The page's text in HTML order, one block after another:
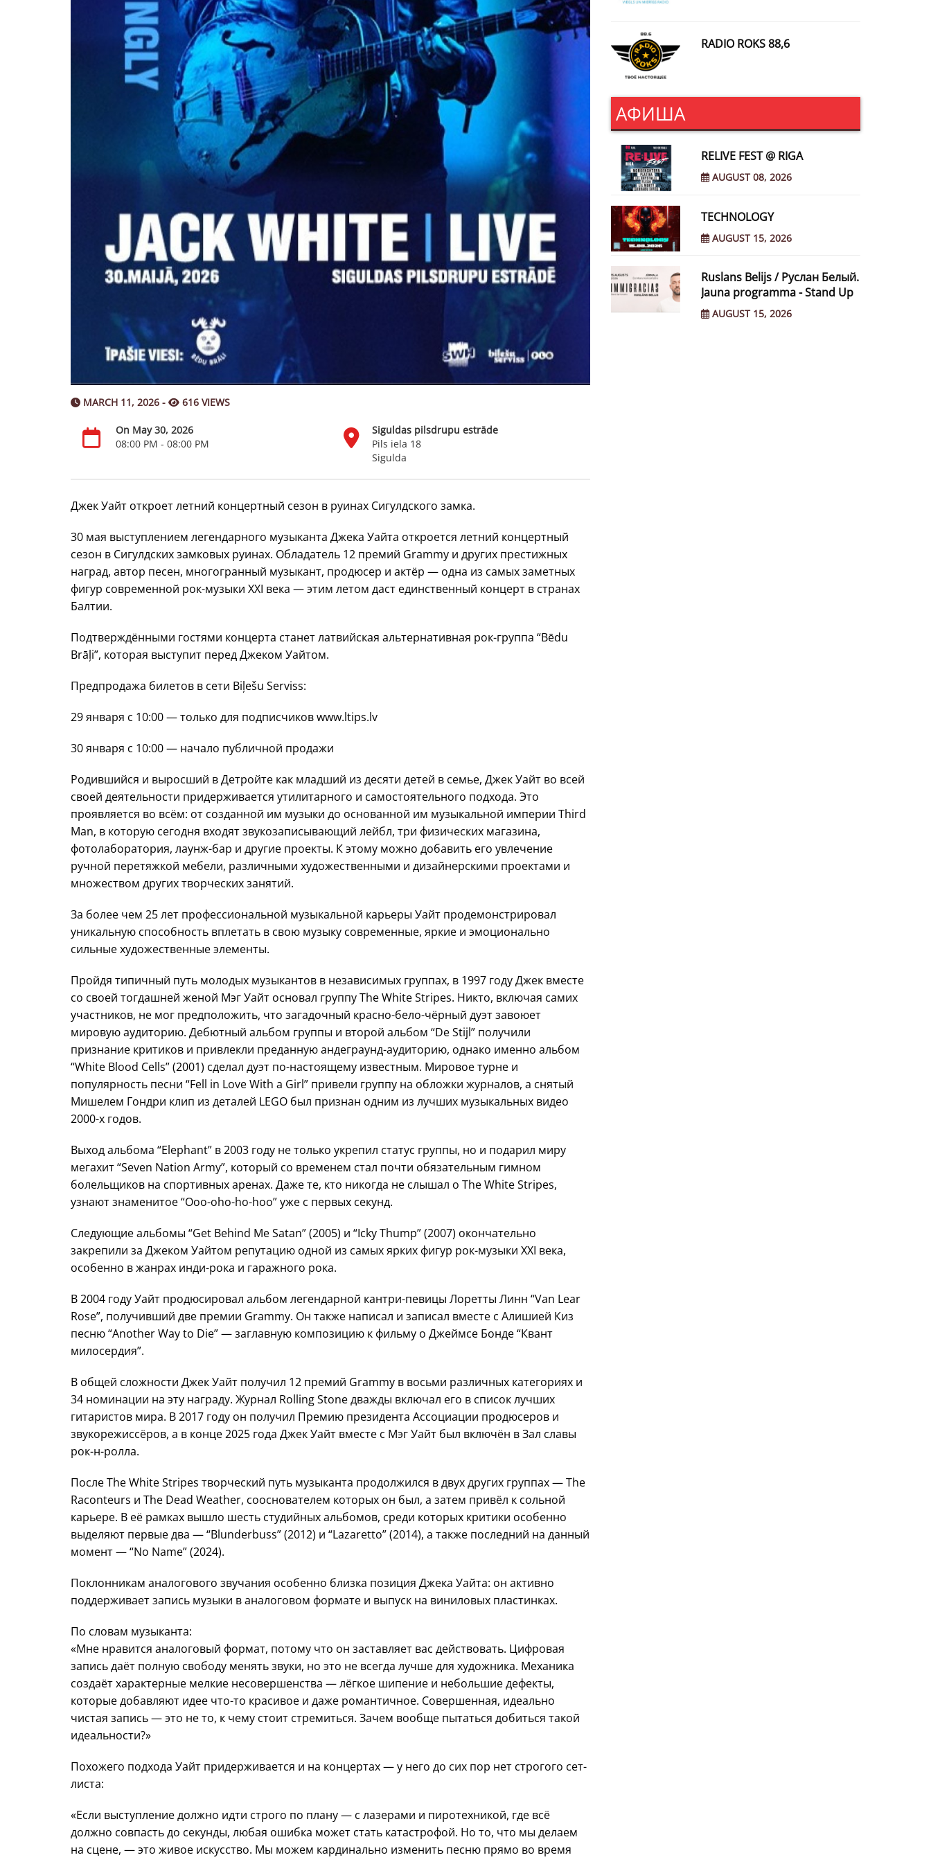
MARCH 11, 2026 - 616 VIEWS
On May 30, 2026
08:00 PM - 08:00 PM
Siguldas pilsdrupu estrāde
Pils iela 18
Sigulda
Джек Уайт откроет летний концертный сезон в руинах Сигулдского замка.
30 мая выступлением легендарного музыканта Джека Уайта откроется летний концертный
сезон в Сигулдских замковых руинах. Обладатель 12 премий Grammy и других престижных
наград, автор песен, многогранный музыкант, продюсер и актёр — одна из самых заметных
фигур современной рок-музыки XXI века — этим летом даст единственный концерт в странах
Балтии.
Подтверждёнными гостями концерта станет латвийская альтернативная рок-группа “Bēdu
Brāļi”, которая выступит перед Джеком Уайтом.
Предпродажа билетов в сети Biļešu Serviss:
29 января с 10:00 — только для подписчиков www.ltips.lv
30 января с 10:00 — начало публичной продажи
Родившийся и выросший в Детройте как младший из десяти детей в семье, Джек Уайт во всей
своей деятельности придерживается утилитарного и самостоятельного подхода. Это
проявляется во всём: от созданной им музыки до основанной им музыкальной империи Third
Man, в которую сегодня входят звукозаписывающий лейбл, три физических магазина,
фотолаборатория, лаунж-бар и другие проекты. К этому можно добавить его увлечение
ручной перетяжкой мебели, различными художественными и дизайнерскими проектами и
множеством других творческих занятий.
За более чем 25 лет профессиональной музыкальной карьеры Уайт продемонстрировал
уникальную способность вплетать в свою музыку современные, яркие и эмоционально
сильные художественные элементы.
Пройдя типичный путь молодых музыкантов в независимых группах, в 1997 году Джек вместе
со своей тогдашней женой Мэг Уайт основал группу The White Stripes. Никто, включая самих
участников, не мог предположить, что загадочный красно-бело-чёрный дуэт завоюет
мировую аудиторию. Дебютный альбом группы и второй альбом “De Stijl” получили
признание критиков и привлекли преданную андеграунд-аудиторию, однако именно альбом
“White Blood Cells” (2001) сделал дуэт по-настоящему известным. Мировое турне и
популярность песни “Fell in Love With a Girl” привели группу на обложки журналов, а снятый
Мишелем Гондри клип из деталей LEGO был признан одним из лучших музыкальных видео
2000-х годов.
Выход альбома “Elephant” в 2003 году не только укрепил статус группы, но и подарил миру
мегахит “Seven Nation Army”, который со временем стал почти обязательным гимном
болельщиков на спортивных аренах. Даже те, кто никогда не слышал о The White Stripes,
узнают знаменитое “Ooo-oho-ho-hoo” уже с первых секунд.
Следующие альбомы “Get Behind Me Satan” (2005) и “Icky Thump” (2007) окончательно
закрепили за Джеком Уайтом репутацию одной из самых ярких фигур рок-музыки XXI века,
особенно в жанрах инди-рока и гаражного рока.
В 2004 году Уайт продюсировал альбом легендарной кантри-певицы Лоретты Линн “Van Lear
Rose”, получивший две премии Grammy. Он также написал и записал вместе с Алишией Киз
песню “Another Way to Die” — заглавную композицию к фильму о Джеймсе Бонде “Квант
милосердия”.
В общей сложности Джек Уайт получил 12 премий Grammy в восьми различных категориях и
34 номинации на эту награду. Журнал Rolling Stone дважды включал его в список лучших
гитаристов мира. В 2017 году он получил Премию президента Ассоциации продюсеров и
звукорежиссёров, а в конце 2025 года Джек Уайт вместе с Мэг Уайт был включён в Зал славы
рок-н-ролла.
После The White Stripes творческий путь музыканта продолжился в двух других группах — The
Raconteurs и The Dead Weather, сооснователем которых он был, а затем привёл к сольной
карьере. В её рамках вышло шесть студийных альбомов, среди которых критики особенно
выделяют первые два — “Blunderbuss” (2012) и “Lazaretto” (2014), а также последний на данный
момент — “No Name” (2024).
Поклонникам аналогового звучания особенно близка позиция Джека Уайта: он активно
поддерживает запись музыки в аналоговом формате и выпуск на виниловых пластинках.
По словам музыканта:
«Мне нравится аналоговый формат, потому что он заставляет вас действовать. Цифровая
запись даёт полную свободу менять звуки, но это не всегда лучше для художника. Механика
создаёт характерные мелкие несовершенства — лёгкое шипение и небольшие дефекты,
которые добавляют идее что-то красивое и даже романтичное. Совершенная, идеально
чистая запись — это не то, к чему стоит стремиться. Зачем вообще пытаться добиться такой
идеальности?»
Похожего подхода Уайт придерживается и на концертах — у него до сих пор нет строгого сет-
листа:
«Если выступление должно идти строго по плану — с лазерами и пиротехникой, где всё
должно совпасть до секунды, любая ошибка может стать катастрофой. Но то, что мы делаем
на сцене, — это живое искусство. Мы можем кардинально изменить песню прямо во время
RADIO ROKS 88,6
АФИША
RELIVE FEST @ RIGA
AUGUST 08, 2026
TECHNOLOGY
AUGUST 15, 2026
Ruslans Belijs / Руслан Белый.
Jauna programma - Stand Up
AUGUST 15, 2026